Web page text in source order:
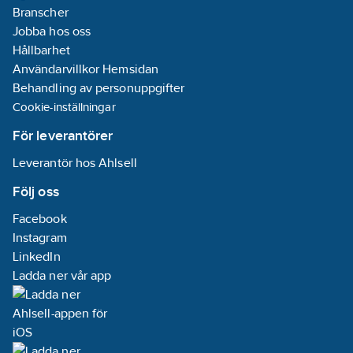
Branscher
Jobba hos oss
Hållbarhet
Användarvillkor Hemsidan
Behandling av personuppgifter
Cookie-inställningar
För leverantörer
Leverantör hos Ahlsell
Följ oss
Facebook
Instagram
LinkedIn
Ladda ner vår app